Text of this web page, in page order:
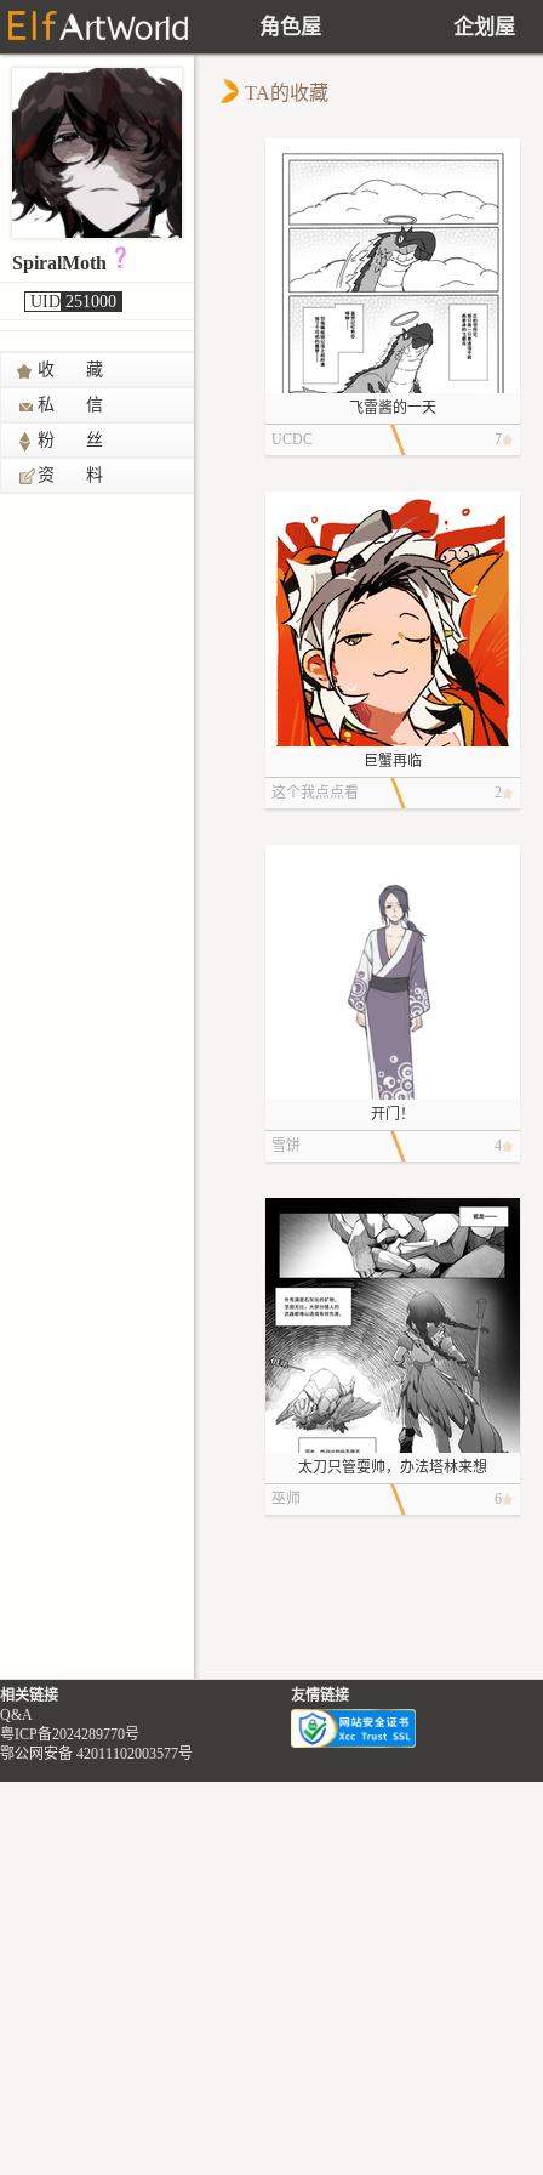
角色屋 企划屋
SpiralMoth
UID 251000
收 藏
私 信
粉 丝
资 料
TA的收藏
飞雷酱的一天
UCDC
7
巨蟹再临
这个我点点看
2
开门！
雪饼
4
太刀只管耍帅，办法塔林来想
巫师
6
相关链接
Q&A
粤ICP备2024289770号
鄂公网安备 42011102003577号
友情链接